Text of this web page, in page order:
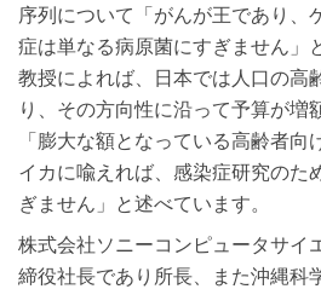
序列について「がんが王であり、
症は単なる病原菌にすぎません」
教授によれば、日本では人口の高
り、その方向性に沿って予算が増
「膨大な額となっている高齢者向
イカに喩えれば、感染症研究のた
ぎません」と述べています。
株式会社ソニーコンピュータサイ
締役社長であり所長、また沖縄科